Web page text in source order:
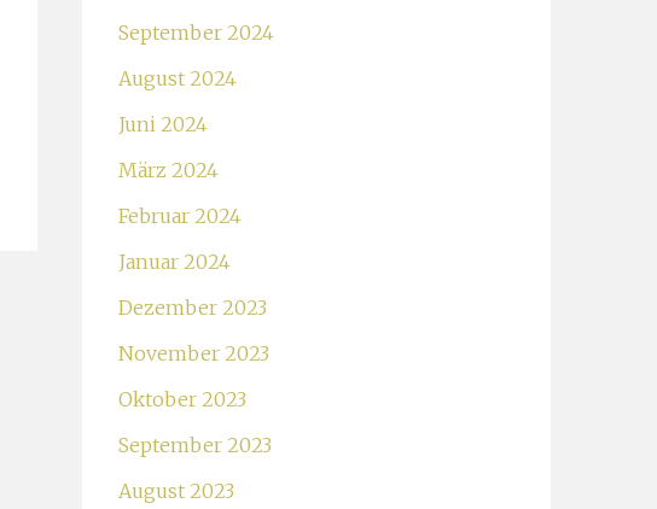
September 2024
August 2024
Juni 2024
März 2024
Februar 2024
Januar 2024
Dezember 2023
November 2023
Oktober 2023
September 2023
August 2023